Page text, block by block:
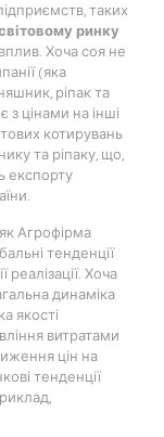
таких
ринку
Хоча соя не
(яка
ріпак та
з цінами на інші
котирувань
та ріпаку, що,
експорту
як Агрофірма
тенденції
Хоча
динаміка
якості
витратами
цін на
тенденції